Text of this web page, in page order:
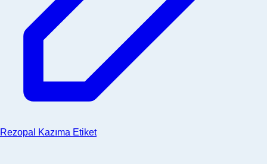
Rezopal Kazıma Etiket